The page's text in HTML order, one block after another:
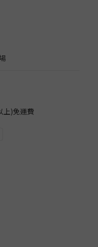
上)免運費